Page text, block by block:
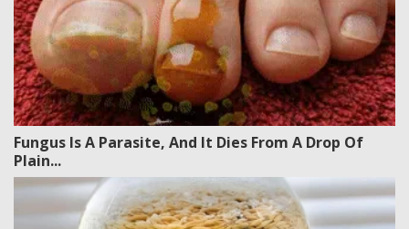
Fungus Is A Parasite, And It Dies From A Drop Of
Plain...